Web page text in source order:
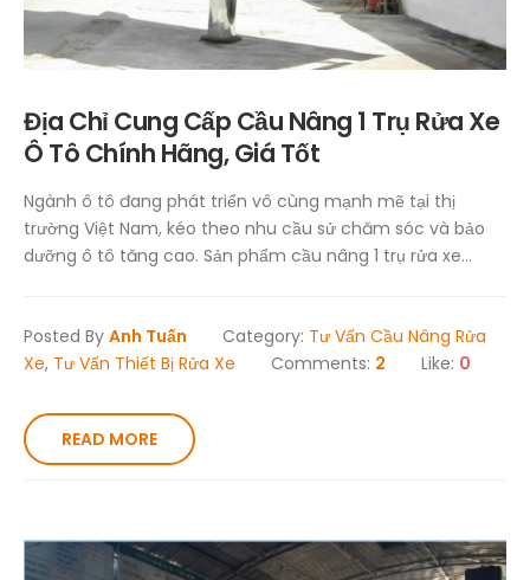
Địa Chỉ Cung Cấp Cầu Nâng 1 Trụ Rửa Xe
Ô Tô Chính Hãng, Giá Tốt
Ngành ô tô đang phát triển vô cùng mạnh mẽ tại thị
trường Việt Nam, kéo theo nhu cầu sử chăm sóc và bảo
dưỡng ô tô tăng cao. Sản phẩm cầu nâng 1 trụ rửa xe...
Posted By Anh Tuấn Category: Tư Vấn Cầu Nâng Rửa
Xe, Tư Vấn Thiết Bị Rửa Xe Comments: 2 Like: 0
READ MORE